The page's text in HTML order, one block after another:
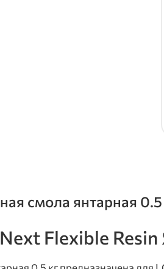
смола янтарная
Flexible Resin